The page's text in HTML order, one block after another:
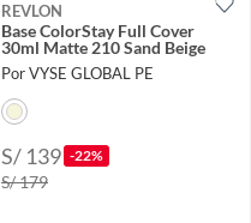
REVLON
Base ColorStay Full Cover
30ml Matte 210 Sand Beige
Por VYSE GLOBAL PE
S/ 139 -22%
S/ 179